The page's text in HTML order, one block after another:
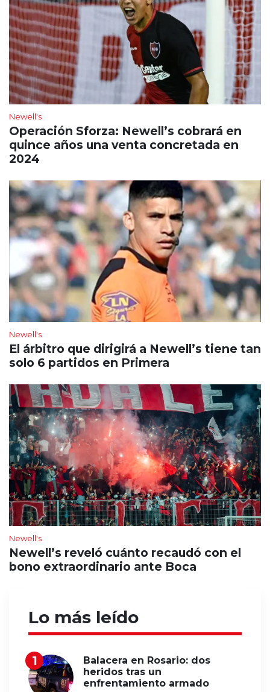
Newell's
Operación Sforza: Newell’s cobrará en
quince años una venta concretada en
2024
Newell's
El árbitro que dirigirá a Newell’s tiene tan
solo 6 partidos en Primera
Newell's
Newell’s reveló cuánto recaudó con el
bono extraordinario ante Boca
Lo más leído
Balacera en Rosario: dos
heridos tras un
enfrentamiento armado